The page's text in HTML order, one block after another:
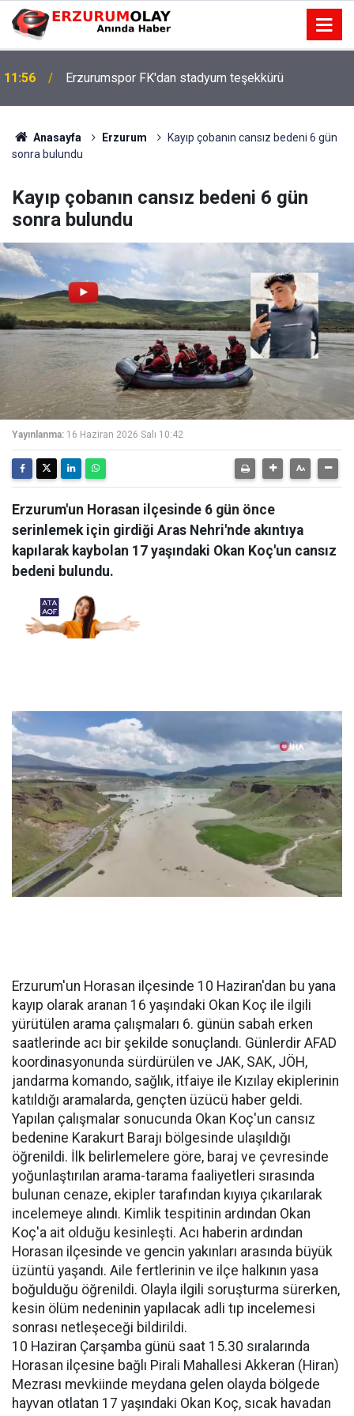
11:56 Erzurumspor FK'dan stadyum teşekkürü
Anasayfa Erzurum
Kayıp çobanın cansız bedeni 6 gün
sonra bulundu
Kayıp çobanın cansız bedeni 6 gün
sonra bulundu
Yayınlanma: 16 Haziran 2026 Salı 10:42
Erzurum'un Horasan ilçesinde 6 gün önce
serinlemek için girdiği Aras Nehri'nde akıntıya
kapılarak kaybolan 17 yaşındaki Okan Koç'un cansız
bedeni bulundu.
Erzurum'un Horasan ilçesinde 10 Haziran'dan bu yana
kayıp olarak aranan 16 yaşındaki Okan Koç ile ilgili
yürütülen arama çalışmaları 6. günün sabah erken
saatlerinde acı bir şekilde sonuçlandı. Günlerdir AFAD
koordinasyonunda sürdürülen ve JAK, SAK, JÖH,
jandarma komando, sağlık, itfaiye ile Kızılay ekiplerinin
katıldığı aramalarda, gençten üzücü haber geldi.
Yapılan çalışmalar sonucunda Okan Koç'un cansız
bedenine Karakurt Barajı bölgesinde ulaşıldığı
öğrenildi. İlk belirlemelere göre, baraj ve çevresinde
yoğunlaştırılan arama-tarama faaliyetleri sırasında
bulunan cenaze, ekipler tarafından kıyıya çıkarılarak
incelemeye alındı. Kimlik tespitinin ardından Okan
Koç'a ait olduğu kesinleşti. Acı haberin ardından
Horasan ilçesinde ve gencin yakınları arasında büyük
üzüntü yaşandı. Aile fertlerinin ve ilçe halkının yasa
boğulduğu öğrenildi. Olayla ilgili soruşturma sürerken,
kesin ölüm nedeninin yapılacak adli tıp incelemesi
sonrası netleşeceği bildirildi.
10 Haziran Çarşamba günü saat 15.30 sıralarında
Horasan ilçesine bağlı Pirali Mahallesi Akkeran (Hiran)
Mezrası mevkiinde meydana gelen olayda bölgede
hayvan otlatan 17 yaşındaki Okan Koç, sıcak havadan